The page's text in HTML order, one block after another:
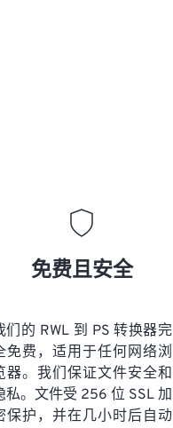
免费且安全
们的 RWL 到 PS 转换器完
免费，适用于任何网络浏
器。我们保证文件安全和
私。文件受 256 位 SSL 加
保护，并在几小时后自动